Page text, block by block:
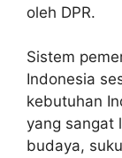
oleh DPR.
Sistem
Indonesia
kebutuhan
yang sangat
budaya,